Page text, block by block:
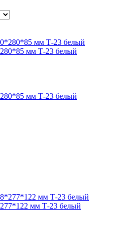
мм Т-23 белый
мм Т-23 белый
мм Т-23 белый